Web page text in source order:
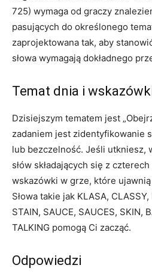
725) wymaga od graczy
pasujących do określonego
zaprojektowana tak, aby
słowa wymagają dokładnego
Temat dnia i
Dzisiejszym tematem jest
zadaniem jest zidentyfikowanie
lub bezczelność. Jeśli utkniesz,
słów składających się z
wskazówki w grze, które ujawnią
Słowa takie jak KLASA,
STAIN, SAUCE, SAUCES, SKIN,
TALKING pomogą Ci zacząć.
Odpowiedzi